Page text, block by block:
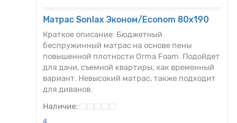
Матрас Sonlax Эконом/Econom 80x190
Краткое описание: Бюджетный
беспружинный матрас на основе пены
повышенной плотности Orma Foam. Подойдет
для дачи, съемной квартиры, как временный
вариант. Невысокий матрас, также подходит
для диванов.
4